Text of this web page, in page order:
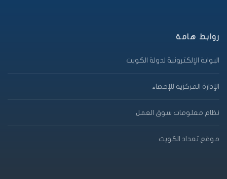
روابط هامة
البوابة الإلكترونية لدولة الكويت
الإدارة المركزية للإحصاء
نظام معلومات سوق العمل
موقع تعداد الكويت